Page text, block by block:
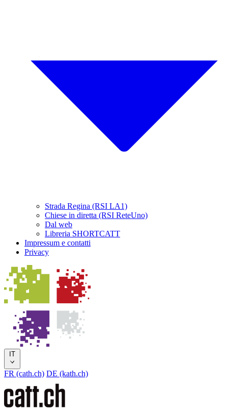
Strada Regina (RSI LA1)
Chiese in diretta (RSI ReteUno)
Dal web
Libreria SHORTCATT
Impressum e contatti
Privacy
IT
FR (cath.ch) DE (kath.ch)